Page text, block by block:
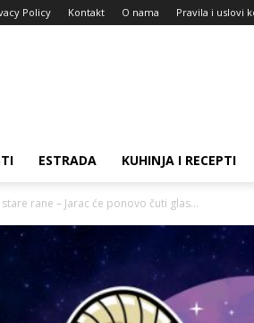
Policy Kontakt O nama Pravila i uslovi
ESTRADA KUHINJA I RECEPTI
rane – Jarac će ponovo čuti glas...